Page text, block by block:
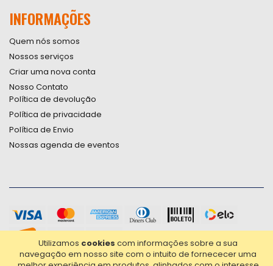
Utilizamos cookies com informações sobre a sua
navegação em nosso site com o intuito de fornececer uma
INFORMAÇÕES
Quem nós somos
Nossos serviços
Criar uma nova conta
Nosso Contato
Política de devolução
Política de privacidade
Política de Envio
Nossas agenda de eventos